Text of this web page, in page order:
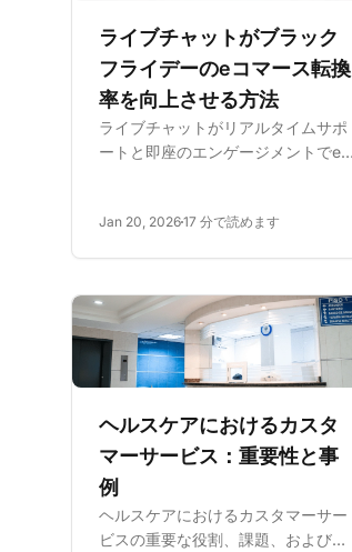
ライブチャットがブラック
フライデーのeコマース転換
率を向上させる方法
ライブチャットがリアルタイムサポ
ートと即座のエンゲージメントでe
売上を増やし、カート放棄を減らす
Jan 20, 202617 分で読めます
ヘルスケアにおけるカスタ
マーサービス：重要性と事
例
ヘルスケアにおけるカスタマーサー
ビスの重要な役割、課題、および患